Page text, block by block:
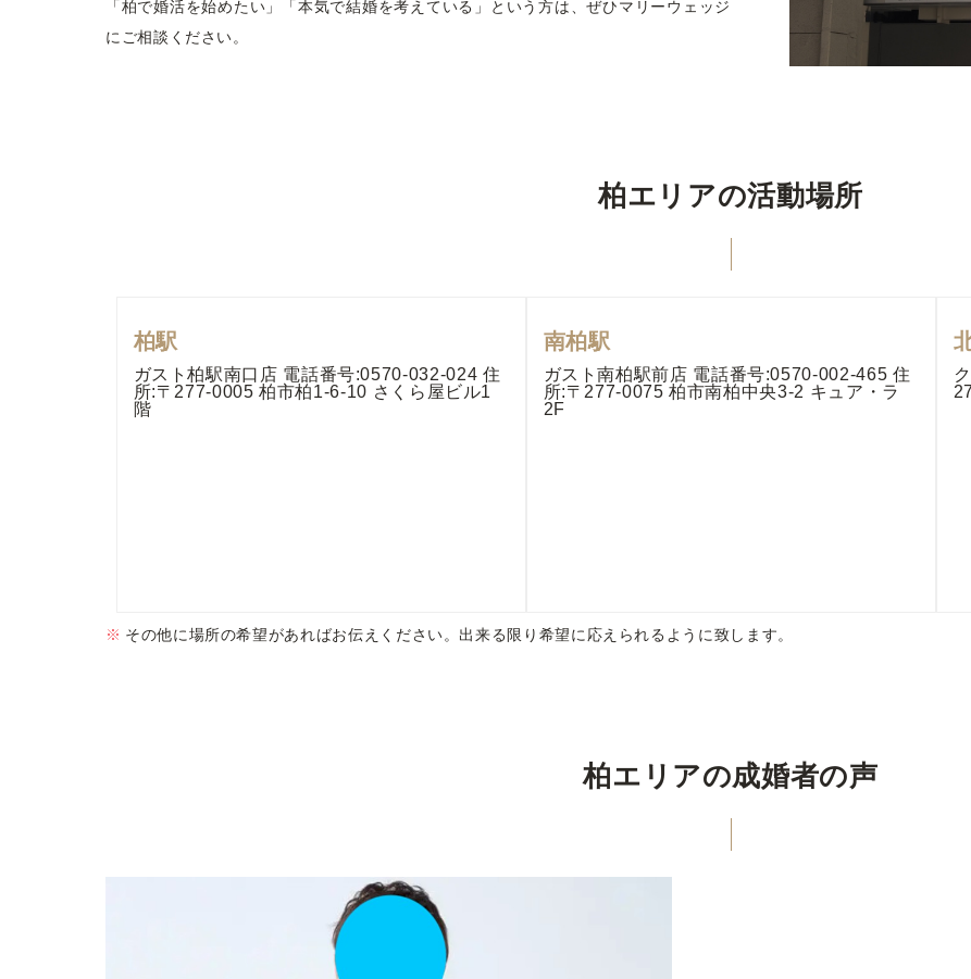
「柏で婚活を始めたい」「本気で結婚を考えている」という方は、ぜひマリーウェッジ
にご相談ください。
柏エリアの活動場所
柏駅
ガスト柏駅南口店 電話番号:0570-032-024 住
所:〒277-0005 柏市柏1-6-10 さくら屋ビル1
階
南柏駅
ガスト南柏駅前店 電話番号:0570-002-465 住
所:〒277-0075 柏市南柏中央3-2 キュア・ラ
2F
その他に場所の希望があればお伝えください。出来る限り希望に応えられるように致します。
柏エリアの成婚者の声